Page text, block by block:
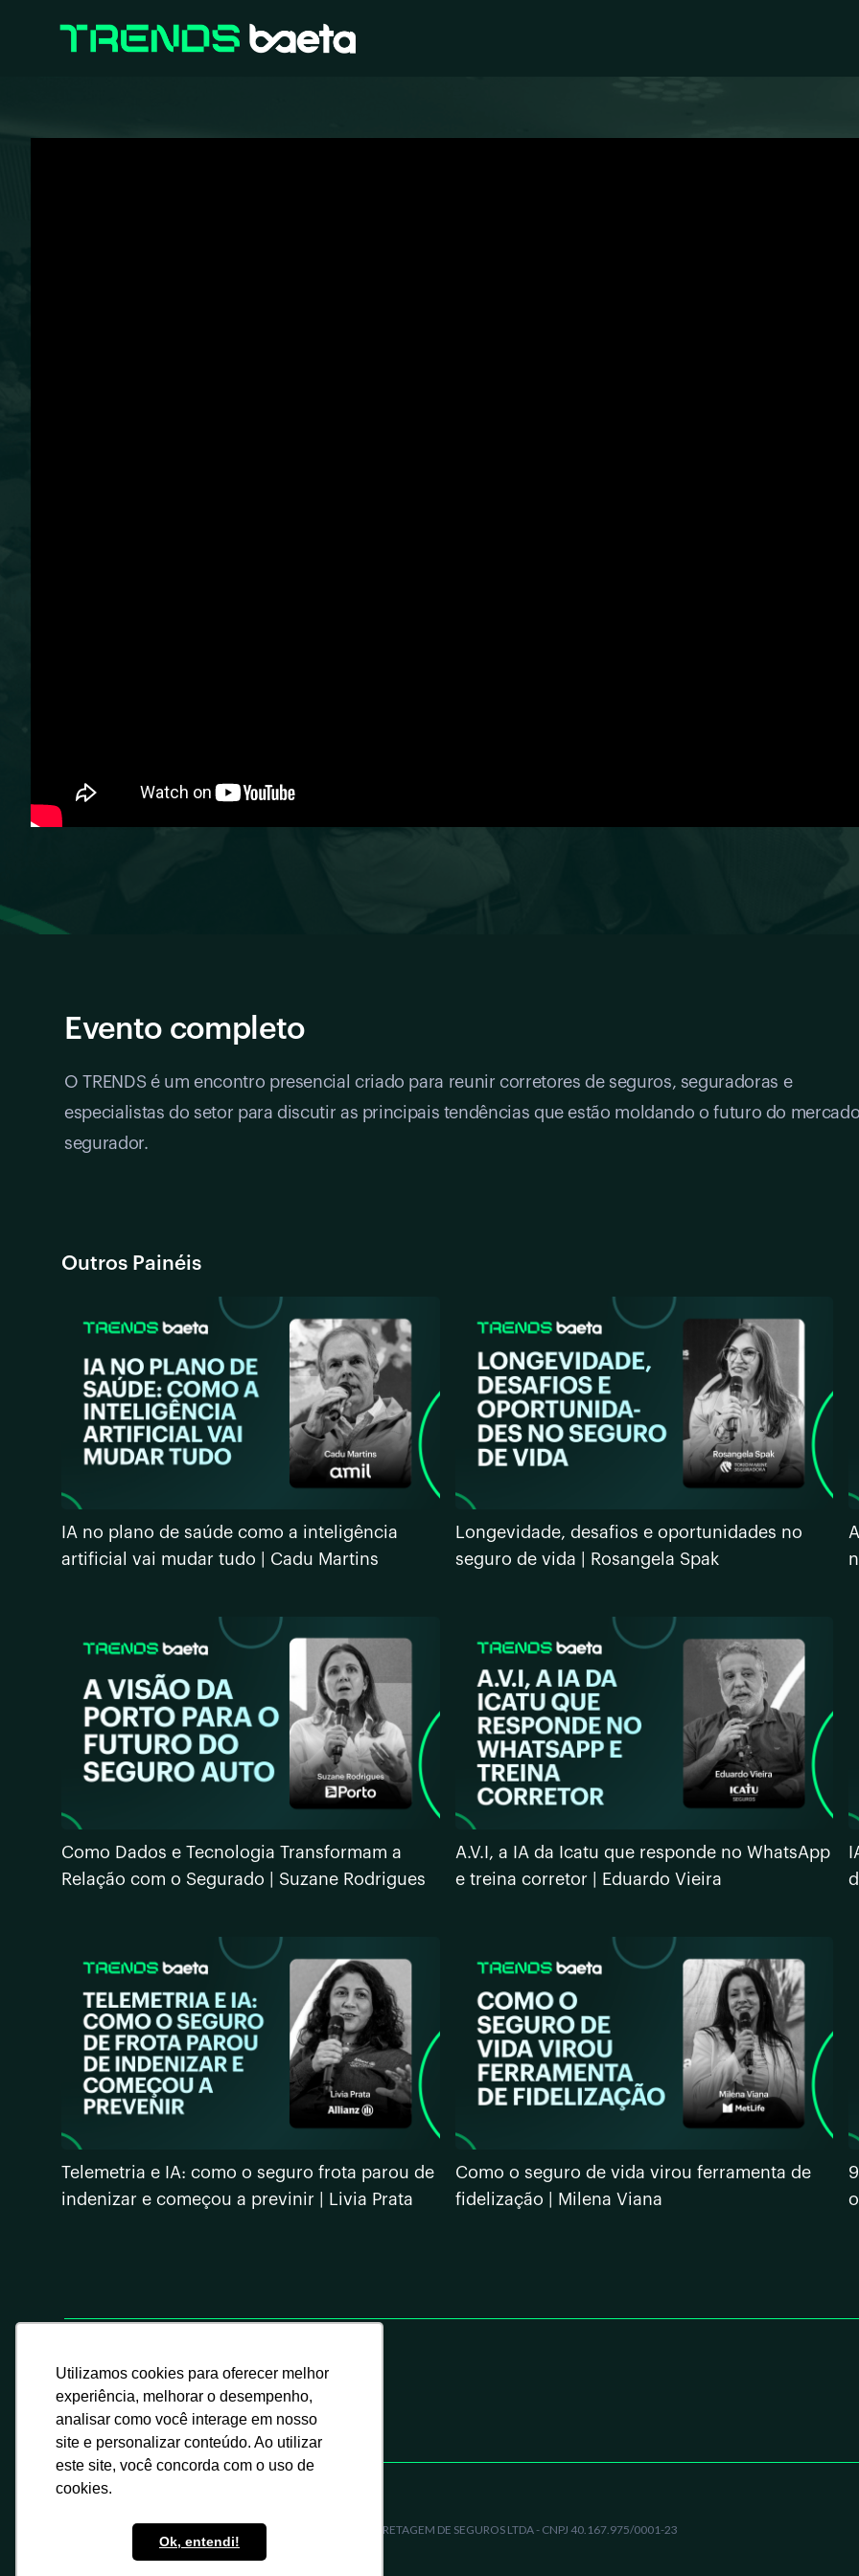
Utilizamos cookies para oferecer melhor
experiência, melhorar o desempenho,
analisar como você interage em nosso
site e personalizar conteúdo. Ao utilizar
este site, você concorda com o uso de
cookies.
Ok, entendi!
Evento completo
O TRENDS é um encontro presencial criado para reunir corretores de seguros, seguradoras e
especialistas do setor para discutir as principais tendências que estão moldando o futuro do
segurador.
Outros Painéis
IA no plano de saúde como a inteligência
artificial vai mudar tudo | Cadu Martins
Longevidade, desafios e oportunidades no
seguro de vida | Rosangela Spak
Como Dados e Tecnologia Transformam a
Relação com o Segurado | Suzane Rodrigues
A.V.I, a IA da Icatu que responde no WhatsApp
e treina corretor | Eduardo Vieira
Telemetria e IA: como o seguro frota parou de
indenizar e começou a previnir | Livia Prata
Como o seguro de vida virou ferramenta de
fidelização | Milena Viana
BAETA & ASSOCIADOS, ASSESSORIA, ADMINISTRACAO E CORRETAGEM DE SEGUROS LTDA - CNPJ 40.167.975/0001-23